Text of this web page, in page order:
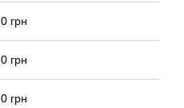
0 грн
0 грн
0 грн